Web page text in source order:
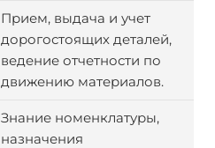
Прием, выдача и учет
дорогостоящих деталей,
ведение отчетности по
движению материалов.
Знание номенклатуры,
назначения